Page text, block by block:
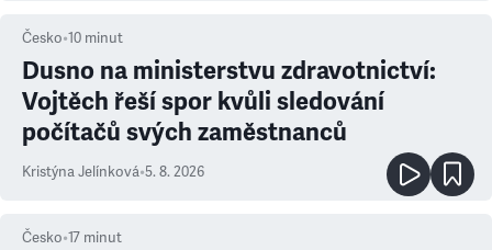
Česko•10 minut
Dusno na ministerstvu zdravotnictví:
Vojtěch řeší spor kvůli sledování
počítačů svých zaměstnanců
Kristýna Jelínková•5. 8. 2026
Česko•17 minut